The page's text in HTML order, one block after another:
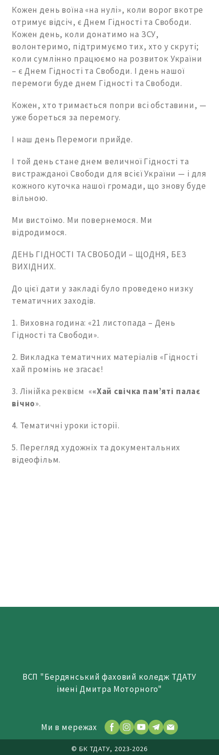
Кожен день воїна «на нулі», коли ворог вкотре
отримує відсіч, є Днем Гідності та Свободи.
Кожен день, коли донатимо на ЗСУ,
волонтеримо, підтримуємо тих, хто у скруті;
коли сумлінно працюємо на розвиток України
– є Днем Гідності та Свободи. І день нашої
перемоги буде днем Гідності та Свободи.
Кожен, хто тримається попри всі обставини, —
уже бореться за перемогу.
І наш день Перемоги прийде.
І той день стане днем величної Гідності та
вистражданої Свободи для всієї України — і для
кожного куточка нашої громади, що знову буде
вільною.
Ми вистоїмо. Ми повернемося. Ми
відродимося.
ДЕНЬ ГІДНОСТІ ТА СВОБОДИ – ЩОДНЯ, БЕЗ
ВИХІДНИХ.
До цієї дати у закладі було проведено низку
тематичних заходів.
1. Виховна година: «21 листопада – День
Гідності та Свободи».
2. Викладка тематичних матеріалів «Гідності
хай промінь не згасає!
3. Лінійка реквієм ««Хай свічка пам’яті палає
вічно».
4. Тематичні уроки історії.
5. Перегляд художніх та документальних
відеофільм.
ВСП "Бердянський фаховий коледж ТДАТУ
імені Дмитра Моторного"
Ми в мережах
© БК ТДАТУ, 2023-2026